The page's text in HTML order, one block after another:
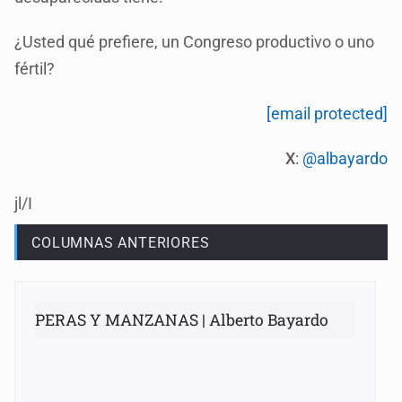
¿Usted qué prefiere, un Congreso productivo o uno
fértil?
[email protected]
X: @albayardo
jl/I
COLUMNAS ANTERIORES
PERAS Y MANZANAS | Alberto Bayardo